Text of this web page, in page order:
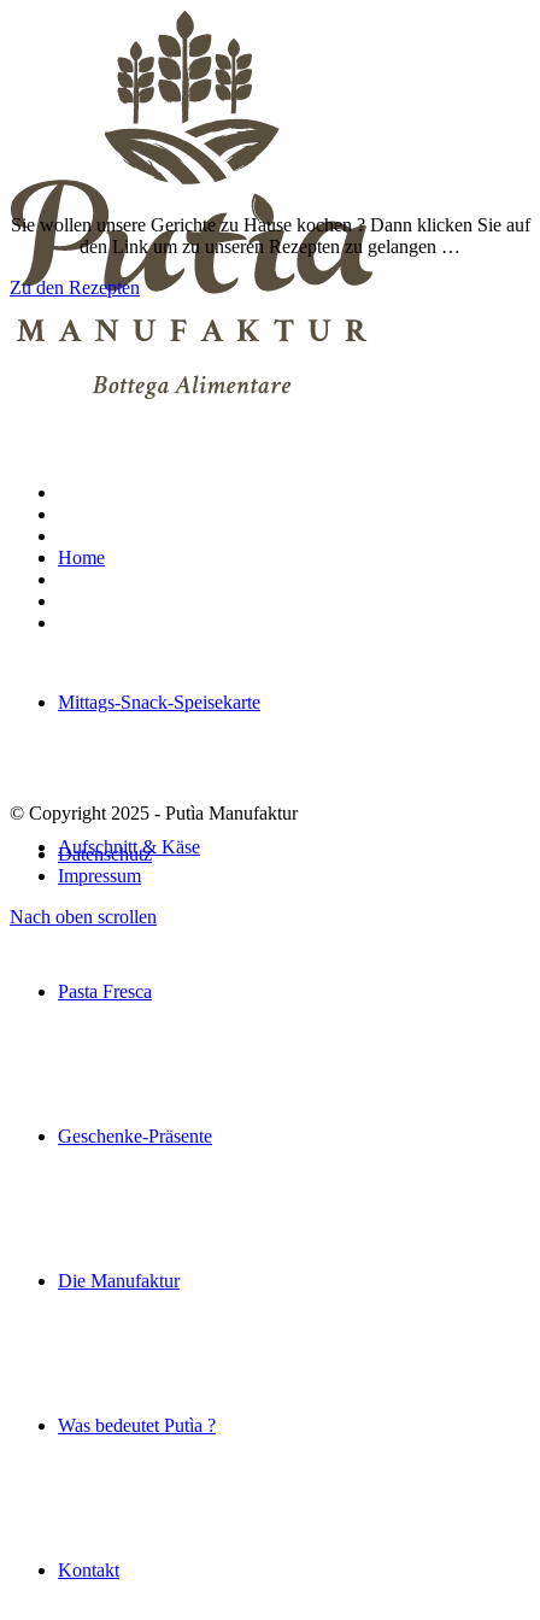
Home
Mittags-Snack-Speisekarte
Aufschnitt & Käse
Pasta Fresca
Geschenke-Präsente
Die Manufaktur
Was bedeutet Putìa ?
Kontakt
Sie wollen unsere Gerichte zu Hause kochen ? Dann klicken Sie auf
den Link um zu unseren Rezepten zu gelangen …
Zu den Rezepten
© Copyright 2025 - Putìa Manufaktur
Datenschutz
Impressum
Nach oben scrollen